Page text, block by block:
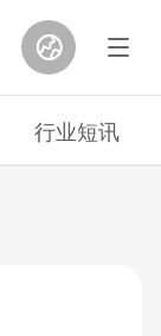
行业短讯